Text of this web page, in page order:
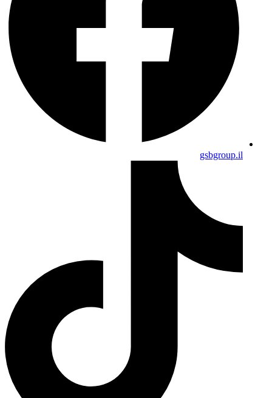
gsbgroup.il